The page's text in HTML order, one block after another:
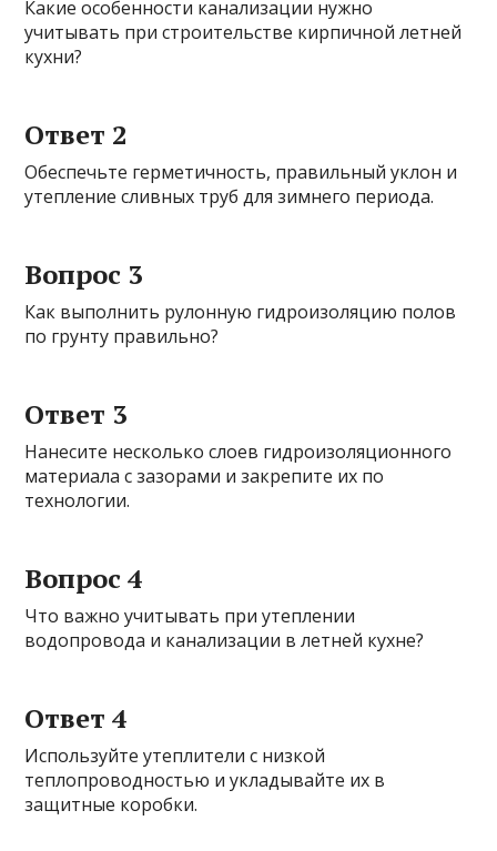
Какие особенности канализации нужно
учитывать при строительстве кирпичной летней
кухни?
Ответ 2
Обеспечьте герметичность, правильный уклон и
утепление сливных труб для зимнего периода.
Вопрос 3
Как выполнить рулонную гидроизоляцию полов
по грунту правильно?
Ответ 3
Нанесите несколько слоев гидроизоляционного
материала с зазорами и закрепите их по
технологии.
Вопрос 4
Что важно учитывать при утеплении
водопровода и канализации в летней кухне?
Ответ 4
Используйте утеплители с низкой
теплопроводностью и укладывайте их в
защитные коробки.